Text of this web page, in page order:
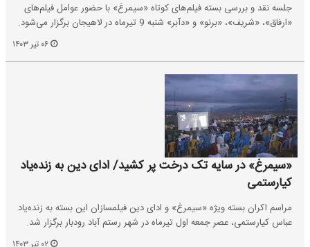
جلسه نقد و بررسی بسته فیلم‌های کوتاه «سیمرغ» با حضور عوامل فیلم‌های
«ارفاق»، «شریف»، «برنو» و «دآبر» شنبه 9 تیرماه در لاهیجان برگزار می‌شود.
«سیمرغ» در سایه تک درخت پر کشید/ ادای دین به زنده‌یاد
کیارستمی
مراسم اکران بسته ویژه «سیمرغ» و ادای دین فیلمسازان این بسته به زنده‌یاد
عباس کیارستمی، عصر جمعه اول تیرماه در شهر رستم آباد رودبار برگزار شد.